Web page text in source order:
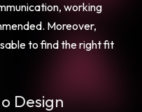
working
Moreover,
to find the right fit
Design